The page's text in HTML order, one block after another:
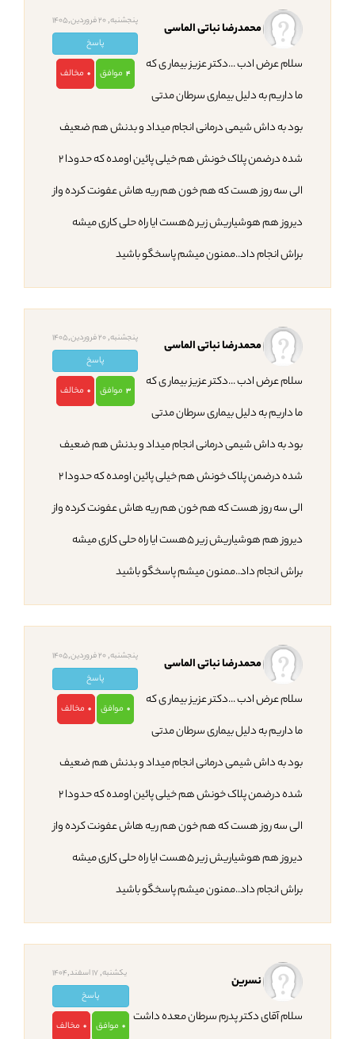
پنجشنبه, 20 فروردین,1405
پاسخ
4 موافق 0 مخالف
محمدرضا نباتی الماسی
سلام عرض ادب ...دکتر عزیز بیمار ی که
ما داریم به دلیل بیماری سرطان مدتی
بود به داش شیمی درمانی انجام میداد و بدنش هم ضعیف
شده درضمن پلاک خونش هم خیلی پائین اومده که حدودا ۲
الی سه روز هست که هم خون هم ریه هاش عفونت کرده واز
دیروز هم هوشیاریش زیر ۵هست ایا راه حلی کاری میشه
براش انجام داد..ممنون میشم پاسخگو باشید
پنجشنبه, 20 فروردین,1405
پاسخ
3 موافق 0 مخالف
محمدرضا نباتی الماسی
سلام عرض ادب ...دکتر عزیز بیمار ی که
ما داریم به دلیل بیماری سرطان مدتی
بود به داش شیمی درمانی انجام میداد و بدنش هم ضعیف
شده درضمن پلاک خونش هم خیلی پائین اومده که حدودا ۲
الی سه روز هست که هم خون هم ریه هاش عفونت کرده واز
دیروز هم هوشیاریش زیر ۵هست ایا راه حلی کاری میشه
براش انجام داد..ممنون میشم پاسخگو باشید
پنجشنبه, 20 فروردین,1405
پاسخ
0 موافق 0 مخالف
محمدرضا نباتی الماسی
سلام عرض ادب ...دکتر عزیز بیمار ی که
ما داریم به دلیل بیماری سرطان مدتی
بود به داش شیمی درمانی انجام میداد و بدنش هم ضعیف
شده درضمن پلاک خونش هم خیلی پائین اومده که حدودا ۲
الی سه روز هست که هم خون هم ریه هاش عفونت کرده واز
دیروز هم هوشیاریش زیر ۵هست ایا راه حلی کاری میشه
براش انجام داد..ممنون میشم پاسخگو باشید
یکشنبه, 17 اسفند,1404
پاسخ
0 موافق 0 مخالف
نسرین
سلام آقای دکتر پدرم سرطان معده داشت